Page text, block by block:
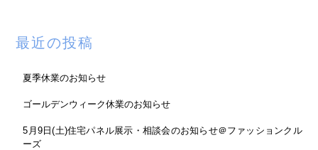
最近の投稿
夏季休業のお知らせ
ゴールデンウィーク休業のお知らせ
5月9日(土)住宅パネル展示・相談会のお知らせ＠ファッションクル
ーズ